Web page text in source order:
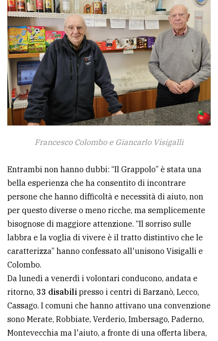
Francesco Colombo e Giancarlo Visigalli
Entrambi non hanno dubbi: “Il Grappolo” è stata una
bella esperienza che ha consentito di incontrare
persone che hanno difficoltà e necessità di aiuto, non
per questo diverse o meno ricche, ma semplicemente
bisognose di maggiore attenzione. “Il sorriso sulle
labbra e la voglia di vivere è il tratto distintivo che le
caratterizza” hanno confessato all'unisono Visigalli e
Colombo.
Da lunedì a venerdì i volontari conducono, andata e
ritorno, 33 disabili presso i centri di Barzanò, Lecco,
Cassago. I comuni che hanno attivano una convenzione
sono Merate, Robbiate, Verderio, Imbersago, Paderno,
Montevecchia ma l'aiuto, a fronte di una offerta libera,